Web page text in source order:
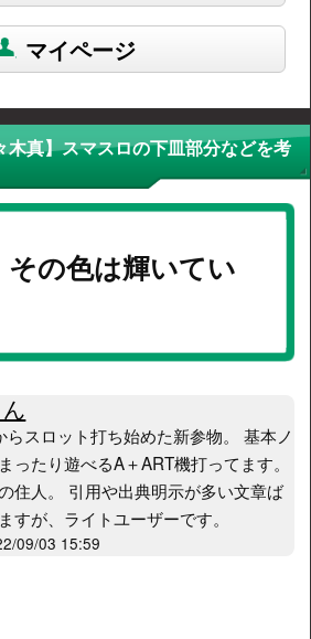
マイページ
木真】スマスロの下皿部分などを考
その色は輝いてい
らスロット打ち始めた新参物。 基本ノ
ったり遊べるA＋ART機打ってます。
住人。 引用や出典明示が多い文章ば
すが、ライトユーザーです。
09/03 15:59